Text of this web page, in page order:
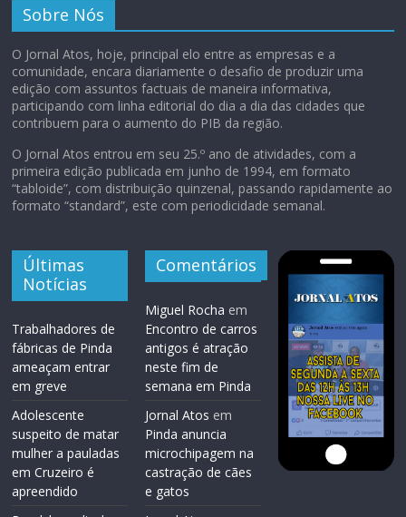
Sobre Nós
O Jornal Atos, hoje, principal elo entre as empresas e a
comunidade, encara diariamente o desafio de produzir uma
edição com assuntos factuais de maneira informativa,
participando com linha editorial do dia a dia das cidades que
contribuem para o aumento do PIB da região.
O Jornal Atos entrou em seu 25.º ano de atividades, com a
primeira edição publicada em junho de 1994, em formato
“tabloide”, com distribuição quinzenal, passando rapidamente ao
formato “standard”, este com periodicidade semanal.
Últimas
Notícias
Trabalhadores de
fábricas de Pinda
ameaçam entrar
em greve
Adolescente
suspeito de matar
mulher a pauladas
em Cruzeiro é
apreendido
Comentários
Miguel Rocha em
Encontro de carros
antigos é atração
neste fim de
semana em Pinda
Jornal Atos em
Pinda anuncia
microchipagem na
castração de cães
e gatos